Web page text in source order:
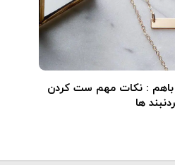
باهم : نکات مهم ست کردن
ها